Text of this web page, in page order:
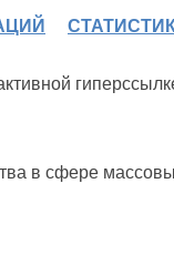
в сфере